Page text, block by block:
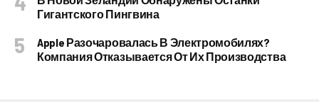
Гигантского Пингвина
Apple Разочаровалась В Электромобилях?
Компания Отказывается От Их Производства